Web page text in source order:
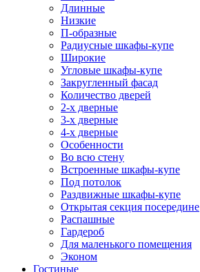
Длинные
Низкие
П-образные
Радиусные шкафы-купе
Широкие
Угловые шкафы-купе
Закругленный фасад
Количество дверей
2-х дверные
3-х дверные
4-х дверные
Особенности
Во всю стену
Встроенные шкафы-купе
Под потолок
Раздвижные шкафы-купе
Открытая секция посередине
Распашные
Гардероб
Для маленького помещения
Эконом
Гостиные